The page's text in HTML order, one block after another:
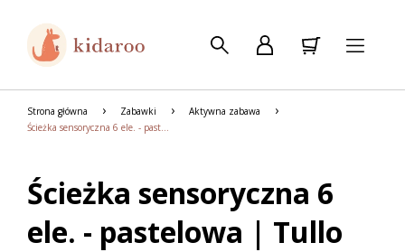
Strona główna Zabawki
Aktywna zabawa
Ścieżka sensoryczna 6 ele. - pastelowa | Tullo
Ścieżka sensoryczna 6
ele. - pastelowa | Tullo